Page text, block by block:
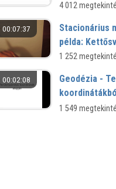
4 012
00:07:37
Stacionárius
példa:
(Lecher-
1 252
00:02:08
Geodézia -
koordinátákból
1 549